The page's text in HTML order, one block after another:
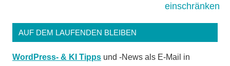
einschränken
AUF DEM LAUFENDEN BLEIBEN
WordPress- & KI Tipps und -News als E-Mail in